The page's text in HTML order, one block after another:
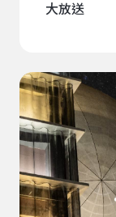
大放送